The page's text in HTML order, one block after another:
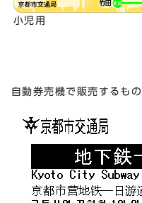
小児用
自動券売機で販売するもの